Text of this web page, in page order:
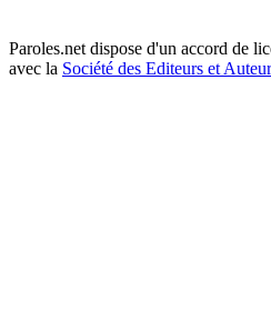
Paroles.net dispose d'un accord de
avec la Société des Editeurs et